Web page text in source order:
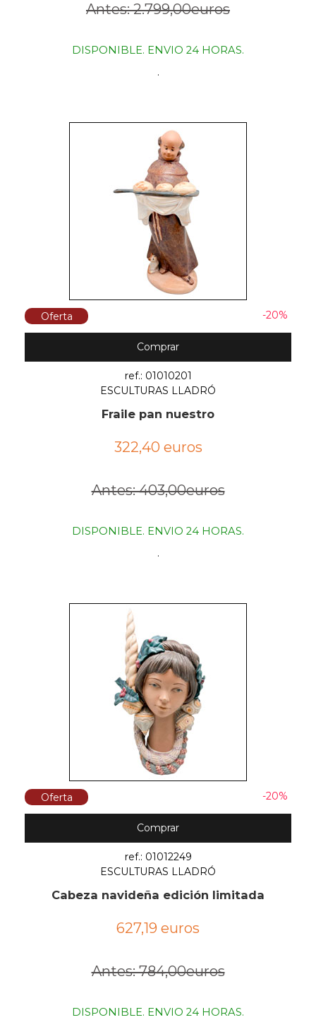
Antes: 2.799,00euros
DISPONIBLE. ENVIO 24 HORAS.
.
Oferta -20%
Comprar
ref.: 01010201
ESCULTURAS LLADRÓ
Fraile pan nuestro
322,40 euros
Antes: 403,00euros
DISPONIBLE. ENVIO 24 HORAS.
.
Oferta -20%
Comprar
ref.: 01012249
ESCULTURAS LLADRÓ
Cabeza navideña edición limitada
627,19 euros
Antes: 784,00euros
DISPONIBLE. ENVIO 24 HORAS.